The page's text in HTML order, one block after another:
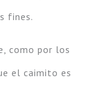
fines.
como por los
el caimito es